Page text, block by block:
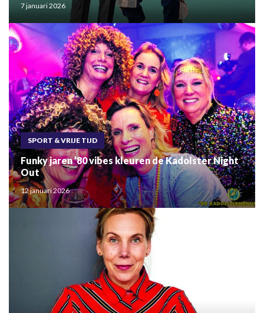
7 januari 2026
SPORT & VRIJE TIJD
Funky jaren ’80 vibes kleuren de Kadolster Night
Out
12 januari 2026